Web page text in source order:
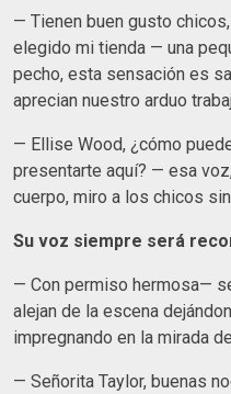
— Tienen buen gusto
elegido mi tienda — una
pecho, esta sensación es
aprecian nuestro arduo
— Ellise Wood, ¿cómo
presentarte aquí? — esa
cuerpo, miro a los chicos
Su voz siempre será
— Con permiso hermosa—
alejan de la escena
impregnando en la mirada
— Señorita Taylor, buenas